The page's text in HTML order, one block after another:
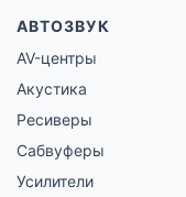
АВТОЗВУК
AV-центры
Акустика
Ресиверы
Сабвуферы
Усилители